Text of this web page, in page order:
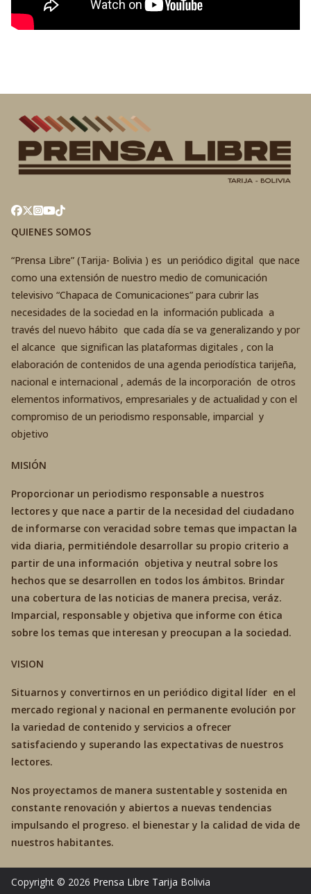
QUIENES SOMOS
“Prensa Libre” (Tarija- Bolivia ) es un periódico digital que nace
como una extensión de nuestro medio de comunicación
televisivo “Chapaca de Comunicaciones” para cubrir las
necesidades de la sociedad en la información publicada a
través del nuevo hábito que cada día se va generalizando y por
el alcance que significan las plataformas digitales , con la
elaboración de contenidos de una agenda periodística tarijeña,
nacional e internacional , además de la incorporación de otros
elementos informativos, empresariales y de actualidad y con el
compromiso de un periodismo responsable, imparcial y
objetivo
MISIÓN
Proporcionar un periodismo responsable a nuestros
lectores y que nace a partir de la necesidad del ciudadano
de informarse con veracidad sobre temas que impactan la
vida diaria, permitiéndole desarrollar su propio criterio a
partir de una información objetiva y neutral sobre los
hechos que se desarrollen en todos los ámbitos. Brindar
una cobertura de las noticias de manera precisa, veráz.
Imparcial, responsable y objetiva que informe con ética
sobre los temas que interesan y preocupan a la sociedad.
VISION
Situarnos y convertirnos en un periódico digital líder en el
mercado regional y nacional en permanente evolución por
la variedad de contenido y servicios a ofrecer
satisfaciendo y superando las expectativas de nuestros
lectores.
Nos proyectamos de manera sustentable y sostenida en
constante renovación y abiertos a nuevas tendencias
impulsando el progreso. el bienestar y la calidad de vida de
nuestros habitantes.
Copyright © 2026 Prensa Libre Tarija Bolivia